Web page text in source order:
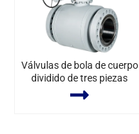
Válvulas de bola de cuerpo
dividido de tres piezas